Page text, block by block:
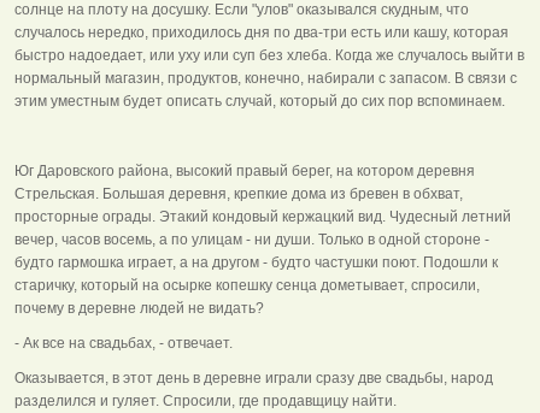
солнце на плоту на досушку. Если "улов" оказывался скудным, что
случалось нередко, приходилось дня по два-три есть или кашу, которая
быстро надоедает, или уху или суп без хлеба. Когда же случалось выйти в
нормальный магазин, продуктов, конечно, набирали с запасом. В связи с
этим уместным будет описать случай, который до сих пор вспоминаем.
Юг Даровского района, высокий правый берег, на котором деревня
Стрельская. Большая деревня, крепкие дома из бревен в обхват,
просторные ограды. Этакий кондовый кержацкий вид. Чудесный летний
вечер, часов восемь, а по улицам - ни души. Только в одной стороне -
будто гармошка играет, а на другом - будто частушки поют. Подошли к
старичку, который на осырке копешку сенца дометывает, спросили,
почему в деревне людей не видать?
- Ак все на свадьбах, - отвечает.
Оказывается, в этот день в деревне играли сразу две свадьбы, народ
разделился и гуляет. Спросили, где продавщицу найти.